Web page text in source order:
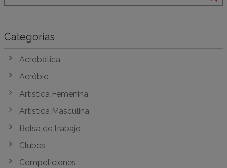
Categorías
Acrobática
Aeróbic
Artística Femenina
Artística Masculina
Bolsa de trabajo
Clubes
Competiciones